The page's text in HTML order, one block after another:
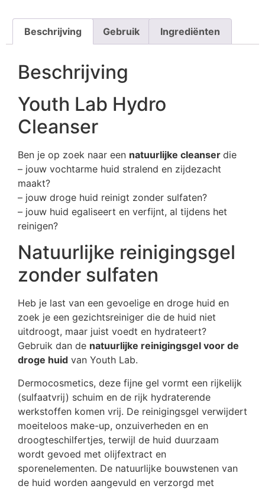
Beschrijving Gebruik Ingrediënten
Beschrijving
Youth Lab Hydro
Cleanser
Ben je op zoek naar een natuurlijke cleanser die
– jouw vochtarme huid stralend en zijdezacht
maakt?
– jouw droge huid reinigt zonder sulfaten?
– jouw huid egaliseert en verfijnt, al tijdens het
reinigen?
Natuurlijke reinigingsgel
zonder sulfaten
Heb je last van een gevoelige en droge huid en
zoek je een gezichtsreiniger die de huid niet
uitdroogt, maar juist voedt en hydrateert?
Gebruik dan de natuurlijke reinigingsgel voor de
droge huid van Youth Lab.
Dermocosmetics, deze fijne gel vormt een rijkelijk
(sulfaatvrij) schuim en de rijk hydraterende
werkstoffen komen vrij. De reinigingsgel verwijdert
moeiteloos make-up, onzuiverheden en en
droogteschilfertjes, terwijl de huid duurzaam
wordt gevoed met olijfextract en
sporenelementen. De natuurlijke bouwstenen van
de huid worden aangevuld en verzorgd met